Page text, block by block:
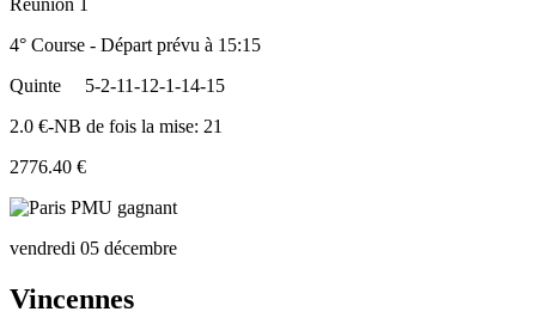
Réunion 1
4° Course - Départ prévu à 15:15
Quinte
5-2-11-12-1-14-15
2.0 €-NB de fois la mise: 21
2776.40 €
vendredi 05 décembre
Vincennes